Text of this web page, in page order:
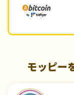
モッピー